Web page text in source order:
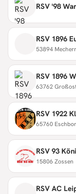
RSV '98
RSV 1896
53894
RSV 1896
63762
RSV 1922
65760
RSV 93
15806 Zossen
RSV AC